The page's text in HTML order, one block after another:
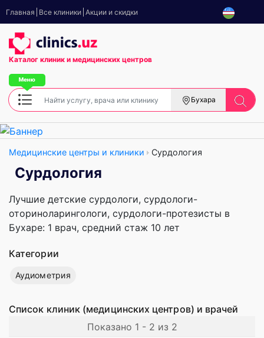
Главная Все клиники Акции и скидки
Каталог клиник и медицинских центров
Бухара
Медицинские центры и клиники Сурдология
Сурдология
Лучшие детские сурдологи, сурдологи-
оториноларингологи, сурдологи-протезисты в
Бухаре: 1 врач, cредний стаж 10 лет
Категории
Аудиометрия
Список клиник (медицинских центров) и врачей
Показано 1 - 2 из 2